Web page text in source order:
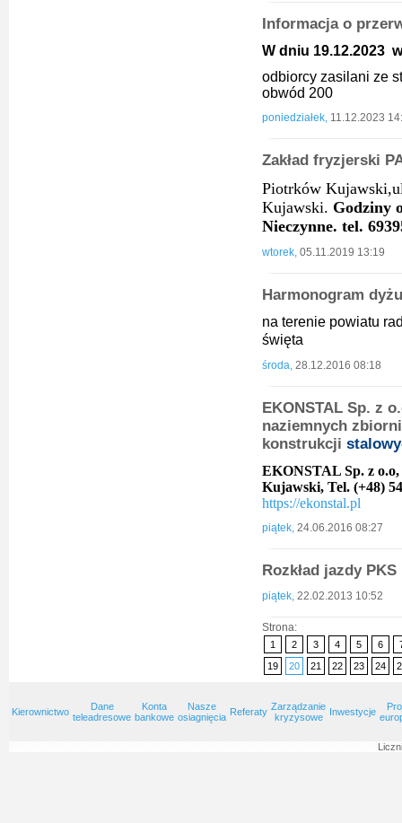
Informacja o
W dniu 19.12.2023
odbiorcy zasilani ze
obwód 200
poniedziałek, 11.12.2023
Zakład fryzjerski
Piotrków
Kujawski. Godziny
Nieczynne. tel.
wtorek, 05.11.2019 13:19
Harmonogram
na terenie powiatu
święta
środa, 28.12.2016 08:18
EKONSTAL Sp. z
naziemnych
konstrukcji
EKONSTAL Sp. z
Kujawski, Tel. (+48)
https://ekonstal.pl
piątek, 24.06.2016 08:27
Rozkład jazdy
piątek, 22.02.2013 10:52
Strona:
1 2 3 4 5 6
19
20 21 22 23 24
Kierownictwo
Dane
teleadresowe
Konta
bankowe
Nasze
osiagnięcia Referaty Zarządzanie
kryzysowe
Inwestycje